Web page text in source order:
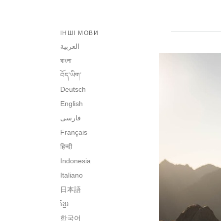
ІНШІ МОВИ
العربية
বাংলা
བོད་ཡིག་
Deutsch
English
فارسی
Français
हिन्दी
Indonesia
Italiano
日本語
ខ្មែរ
한국어